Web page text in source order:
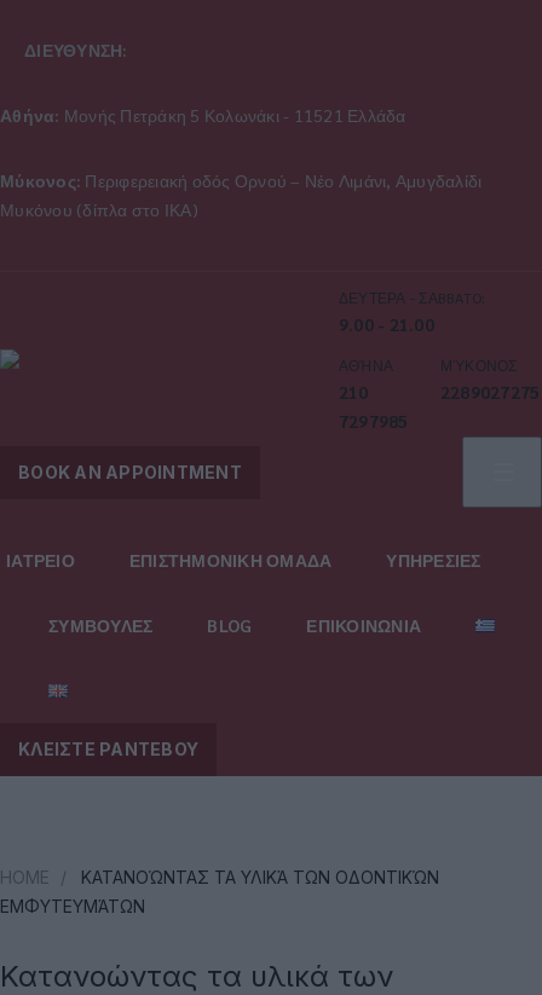
ΔΙΕΥΘΥΝΣΗ:
Αθήνα: Μονής Πετράκη 5 Κολωνάκι - 11521 Ελλάδα
Μύκονος: Περιφερειακή οδός Ορνού – Νέο Λιμάνι, Αμυγδαλίδι
Μυκόνου (δίπλα στο ΙΚΑ)
ΔΕΥΤΕΡΑ - ΣΑBBATO:
9.00 - 21.00
ΑΘΉΝΑ
210
7297985
ΜΎΚΟΝΟΣ
2289027275
BOOK AN APPOINTMENT
ΙΑΤΡΕΙΟ ΕΠΙΣΤΗΜΟΝΙΚΗ ΟΜΑΔΑ ΥΠΗΡΕΣΙΕΣ
ΣΥΜΒΟΥΛΕΣ BLOG ΕΠΙΚΟΙΝΩΝΙΑ
ΚΛΕΙΣΤΕ ΡΑΝΤΕΒΟΥ
HOME /
ΚΑΤΑΝΟΏΝΤΑΣ ΤΑ ΥΛΙΚΆ ΤΩΝ ΟΔΟΝΤΙΚΏΝ
ΕΜΦΥΤΕΥΜΆΤΩΝ
Κατανοώντας τα υλικά των